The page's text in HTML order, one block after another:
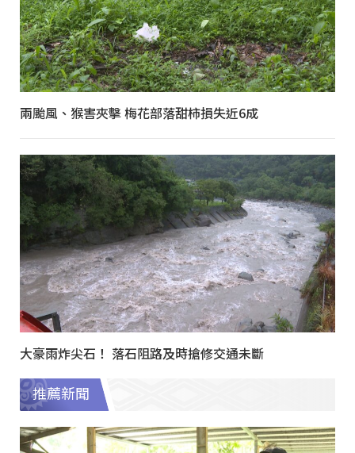
兩颱風、猴害夾擊 梅花部落甜柿損失近6成
大豪雨炸尖石！ 落石阻路及時搶修交通未斷
推薦新聞